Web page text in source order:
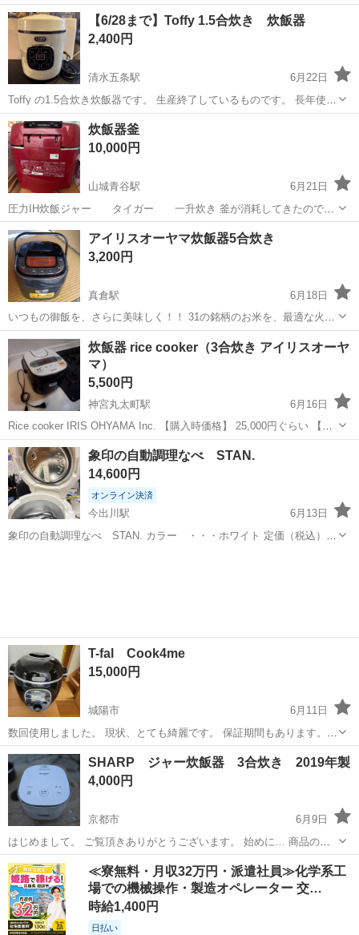
50代の男性活躍中！嬉しい時給1,490円！生活支援物資事前対応可◎ワ
ンルーム寮完備！赴任旅費会社負担！正社員登用制度あり◎《兵庫県
南あわじ市》 人気の工場の...
兵庫 南あわじ市 その他
【6/28まで】Toffy 1.5合炊き 炊飯器
2,400円
清水五条駅
6月22日
Toffy の1.5合炊き炊飯器です。 生産終了しているものです。 長年使用
しておりましたので、内側に汚れ、蓋部分に部品の欠けがございま
す。使用には問題ないのですが、ご確認お願いいたします。
京都 京都市 清水五条駅
炊飯器釜
10,000円
山城青谷駅
6月21日
圧力IH炊飯ジャー タイガー 一升炊き 釜が消耗してきたので新
品の釜に買い替え 半年も経たないうちに本体が壊れました。 釜は買っ
て半年も経ってない為 欲しい方いらっしゃれば定価14800円したのを
10000円でお譲り...
京都 城陽市 山城青谷駅 キッチン家電 炊飯ジャー
アイリスオーヤマ炊飯器5合炊き
3,200円
真倉駅
6月18日
いつもの御飯を、さらに美味しく！！ 31の銘柄のお米を、最適な火力
と時間で炊き上げてくれますよ。 2019年製なので、まだまだ元気いっ
ぱい現役選手です！ スーパーサブとして、この5月まで家族内のイベ
ントの時に大活躍して...
京都 綾部市 真倉駅
炊飯器 rice cooker（3合炊き アイリスオーヤ
マ）
5,500円
神宮丸太町駅
6月16日
Rice cooker IRIS OHYAMA Inc. 【購入時価格】 25,000円ぐらい 【サ
イズ】 縦：10cm、横：15cm、奥行き：15cm （大体です） 【傷な
どの状態】 本体にはとくに目立った傷や汚れはありま...
京都 京都市 神宮丸太町駅 キッチン家電
アイリスオーヤマ
象印の自動調理なべ STAN.
14,600円
オンライン決済
今出川駅
6月13日
象印の自動調理なべ STAN. カラー ・・・ホワイト 定価（税込）
T-fal Cook4me
15,000円
城陽市
6月11日
数回使用しました。 現状、とても綺麗です。 保証期間もあります。
26.11.28迄です。
京都 城陽市
SHARP ジャー炊飯器 3合炊き 2019年製
4,000円
京都市
6月9日
はじめまして。 ご覧頂きありがとうございます。 始めに… 商品の状
態は必ずご確認の上 お問い合わせ下さい。 ●状態 USED SHARP ●サ
イズ 3合炊き ●型式 KS-CF05B-W 2019...
京都 京都市 キッチン家電
≪寮無料・月収32万円・派遣社員≫化学系工
場での機械操作・製造オペレーター 交…
時給1,400円
日払い